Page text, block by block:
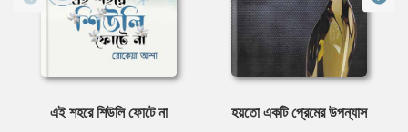
এই শহরে শিউলি ফোটে না হয়তো একটি প্রেমের উপন্যাস